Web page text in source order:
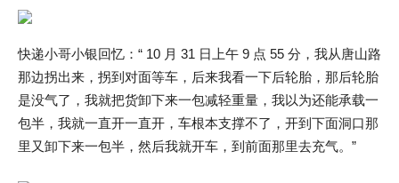
快递小哥小银回忆：“ 10 月 31 日上午 9 点 55 分，我从唐山路
那边拐出来，拐到对面等车，后来我看一下后轮胎，那后轮胎
是没气了，我就把货卸下来一包减轻重量，我以为还能承载一
包半，我就一直开一直开，车根本支撑不了，开到下面洞口那
里又卸下来一包半，然后我就开车，到前面那里去充气。”